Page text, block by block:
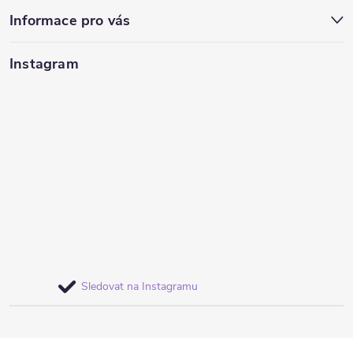
Informace pro vás
Instagram
Sledovat na Instagramu